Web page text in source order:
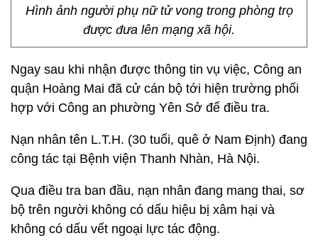
Hình ảnh người phụ nữ tử vong trong phòng trọ
được đưa lên mạng xã hội.
Ngay sau khi nhận được thông tin vụ việc, Công an
quận Hoàng Mai đã cử cán bộ tới hiện trường phối
hợp với Công an phường Yên Sở để điều tra.
Nạn nhân tên L.T.H. (30 tuổi, quê ở Nam Định) đang
công tác tại Bệnh viện Thanh Nhàn, Hà Nội.
Qua điều tra ban đầu, nạn nhân đang mang thai, sơ
bộ trên người không có dấu hiệu bị xâm hại và
không có dấu vết ngoại lực tác động.